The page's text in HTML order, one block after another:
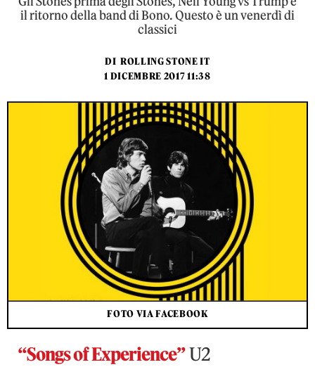
il ritorno della band di Bono. Questo è un venerdì di
classici
DI ROLLING STONE IT
1 DICEMBRE 2017 11:38
FOTO VIA FACEBOOK
“Songs of Experience”U2